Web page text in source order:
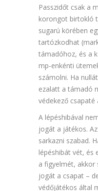
Passzidőt csak a
korongot birtokló
sugarú körében
tartózkodhat
támadóhoz, és a
mp-enkénti
számolni. Ha
ezalatt a támadó
védekező
A lépéshibával
jogát a játékos.
sarkazni szabad.
lépéshibát vét, és
a figyelmét, akkor
jogát a csapat –
védőjátékos által